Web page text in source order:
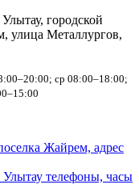
городской
улица Металлургов,
ср 08:00–18:00;
Жайрем, адрес
телефоны, часы